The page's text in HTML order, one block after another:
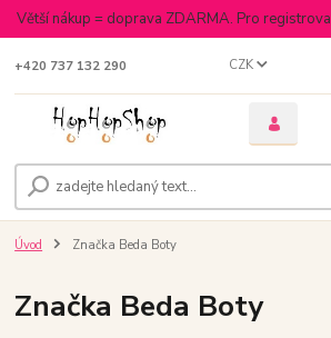
Větší nákup = doprava ZDARMA. Pro
CZK
+420 737 132 290
Úvod Značka Beda Boty
Značka Beda Boty